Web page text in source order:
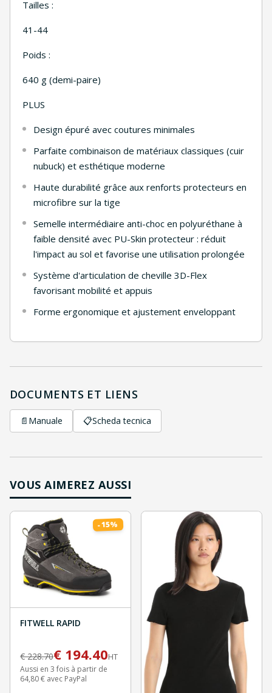
Tailles :
41-44
Poids :
640 g (demi-paire)
PLUS
Design épuré avec coutures minimales
Parfaite combinaison de matériaux classiques (cuir
nubuck) et esthétique moderne
Haute durabilité grâce aux renforts protecteurs en
microfibre sur la tige
Semelle intermédiaire anti-choc en polyuréthane à
faible densité avec PU-Skin protecteur : réduit
l'impact au sol et favorise une utilisation prolongée
Système d'articulation de cheville 3D-Flex
favorisant mobilité et appuis
Forme ergonomique et ajustement enveloppant
DOCUMENTS ET LIENS
📄 Manuale 📋Scheda tecnica
VOUS AIMEREZ AUSSI
-15%
FITWELL RAPID
€228.70€ 194.40HT
Aussi en 3 fois à partir de
64,80 € avec PayPal